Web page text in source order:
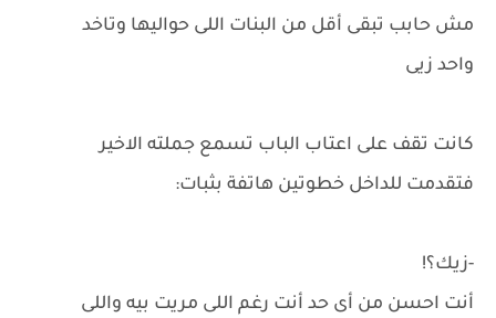
مش حابب تبقى أقل من البنات اللى حواليها وتاخد
واحد زيى
كانت تقف على اعتاب الباب تسمع جملته الاخير
فتقدمت للداخل خطوتين هاتفة بثبات:
-زيك؟!
أنت احسن من أى حد أنت رغم اللى مريت بيه واللى